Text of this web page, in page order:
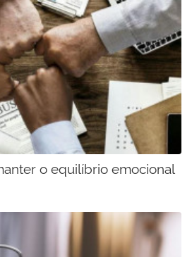
o equilíbrio emocional